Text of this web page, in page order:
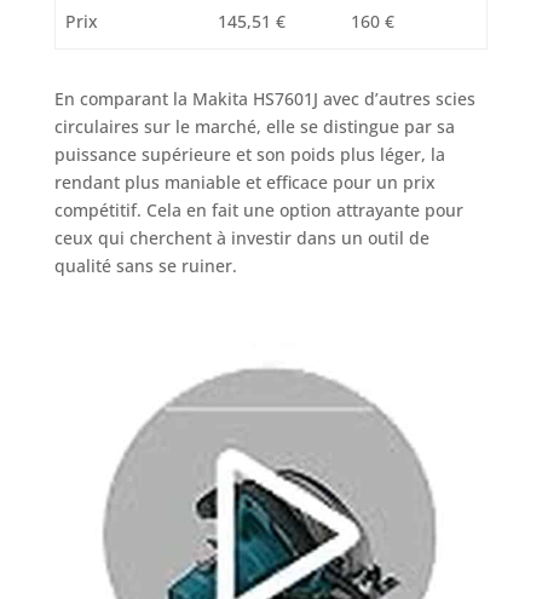
Prix 145,51 € 160 €
En comparant la Makita HS7601J avec d’autres scies
circulaires sur le marché, elle se distingue par sa
puissance supérieure et son poids plus léger, la
rendant plus maniable et efficace pour un prix
compétitif. Cela en fait une option attrayante pour
ceux qui cherchent à investir dans un outil de
qualité sans se ruiner.